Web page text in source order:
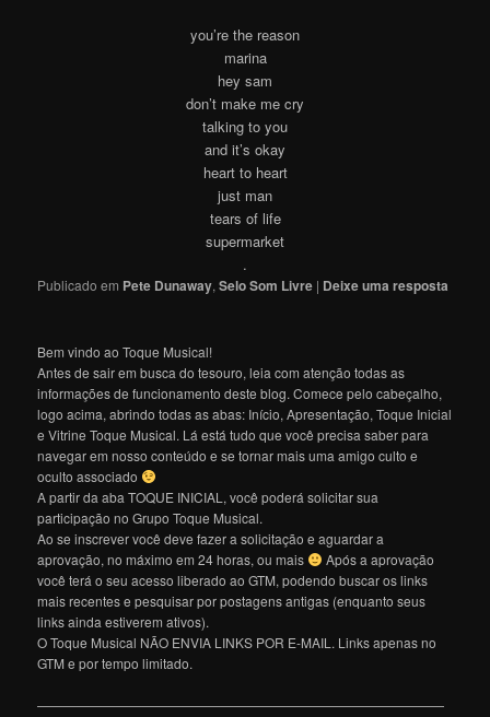
you’re the reason
marina
hey sam
don’t make me cry
talking to you
and it’s okay
heart to heart
just man
tears of life
supermarket
.
Publicado em Pete Dunaway,Selo Som Livre | Deixe uma resposta
Bem vindo ao Toque Musical!
Antes de sair em busca do tesouro, leia com atenção todas as
informações de funcionamento deste blog. Comece pelo cabeçalho,
logo acima, abrindo todas as abas: Início, Apresentação, Toque Inicial
e Vitrine Toque Musical. Lá está tudo que você precisa saber para
navegar em nosso conteúdo e se tornar mais uma amigo culto e
oculto associado
A partir da aba TOQUE INICIAL, você poderá solicitar sua
participação no Grupo Toque Musical.
Ao se inscrever você deve fazer a solicitação e aguardar a
aprovação, no máximo em 24 horas, ou mais
Após a aprovação
você terá o seu acesso liberado ao GTM, podendo buscar os links
mais recentes e pesquisar por postagens antigas (enquanto seus
links ainda estiverem ativos).
O Toque Musical NÃO ENVIA LINKS POR E-MAIL. Links apenas no
GTM e por tempo limitado.
———————————————————————————————